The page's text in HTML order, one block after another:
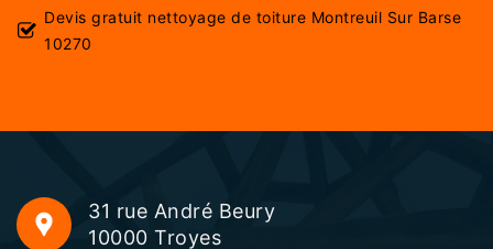
Devis gratuit nettoyage de toiture Montreuil Sur Barse
10270
31 rue André Beury
10000 Troyes